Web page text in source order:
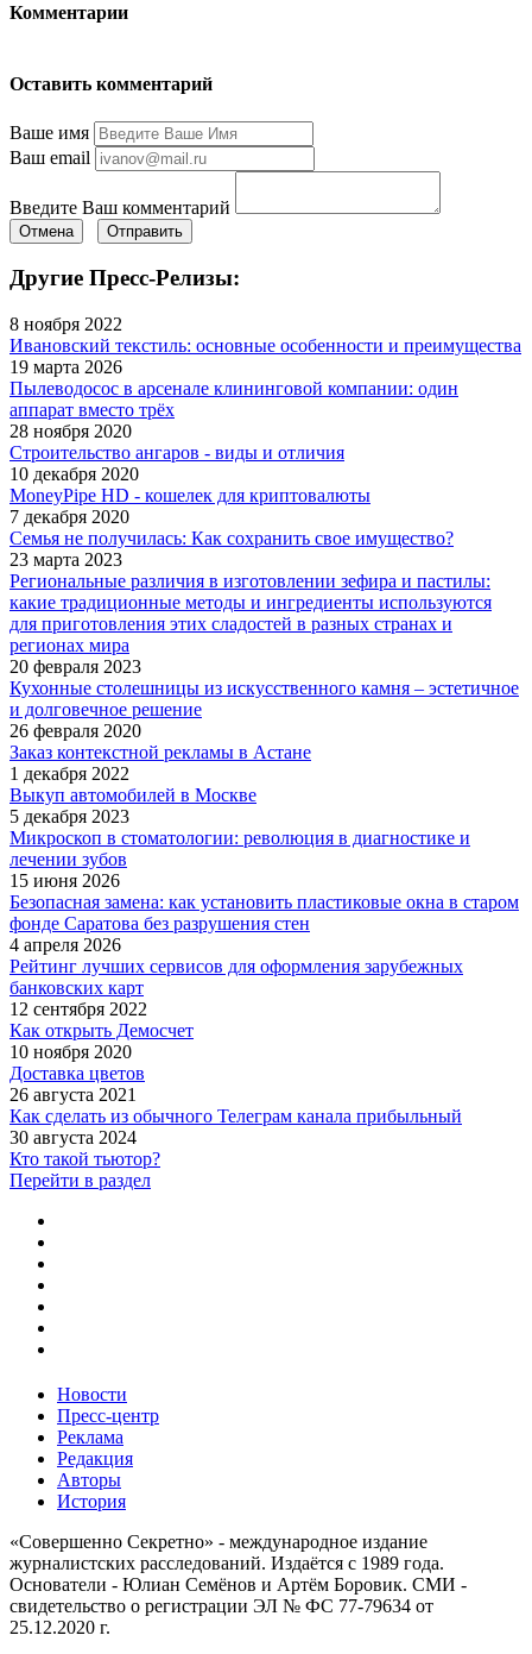
Комментарии
Оставить комментарий
Ваше имя
Ваш email
Введите Ваш комментарий
Отмена Отправить
Другие Пресс-Релизы:
8 ноября 2022
Ивановский текстиль: основные особенности и преимущества
19 марта 2026
Пылеводосос в арсенале клининговой компании: один
аппарат вместо трёх
28 ноября 2020
Строительство ангаров - виды и отличия
10 декабря 2020
MoneyPipe HD - кошелек для криптовалюты
7 декабря 2020
Семья не получилась: Как сохранить свое имущество?
23 марта 2023
Региональные различия в изготовлении зефира и пастилы:
какие традиционные методы и ингредиенты используются
для приготовления этих сладостей в разных странах и
регионах мира
20 февраля 2023
Кухонные столешницы из искусственного камня – эстетичное
и долговечное решение
26 февраля 2020
Заказ контекстной рекламы в Астане
1 декабря 2022
Выкуп автомобилей в Москве
5 декабря 2023
Микроскоп в стоматологии: революция в диагностике и
лечении зубов
15 июня 2026
Безопасная замена: как установить пластиковые окна в старом
фонде Саратова без разрушения стен
4 апреля 2026
Рейтинг лучших сервисов для оформления зарубежных
банковских карт
12 сентября 2022
Как открыть Демосчет
10 ноября 2020
Доставка цветов
26 августа 2021
Как сделать из обычного Телеграм канала прибыльный
30 августа 2024
Кто такой тьютор?
Перейти в раздел
Новости
Пресс-центр
Реклама
Редакция
Авторы
История
«Совершенно Секретно» - международное издание
журналистских расследований. Издаётся с 1989 года.
Основатели - Юлиан Семёнов и Артём Боровик. CМИ -
свидетельство о регистрации ЭЛ № ФС 77-79634 от
25.12.2020 г.